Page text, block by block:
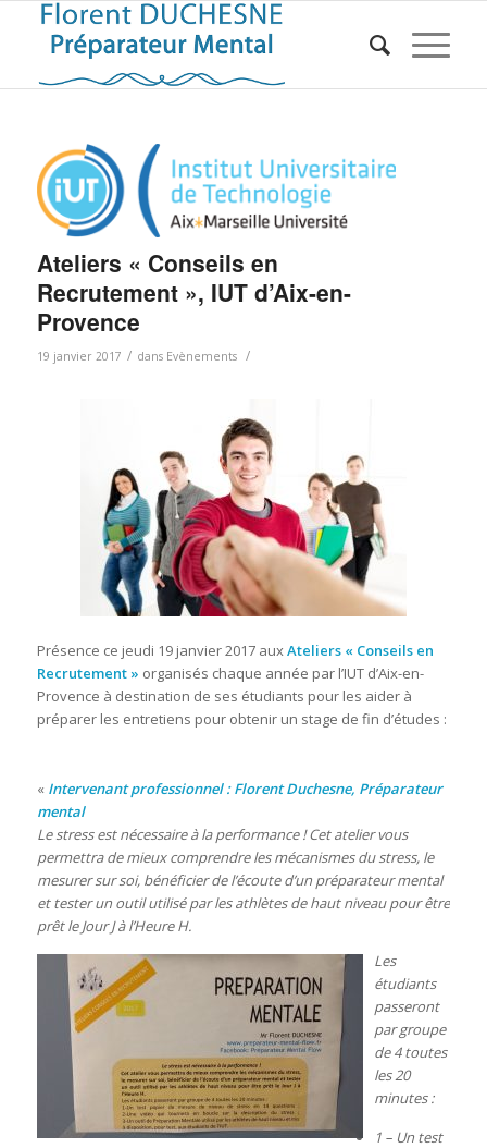
Ateliers « Conseils en
Recrutement », IUT d’Aix-en-
Provence
19 janvier 2017 / dans Evènements /
Présence ce jeudi 19 janvier 2017 auxAteliers « Conseils en
Recrutement » organisés chaque année par l’IUT d’Aix-en-
Provence à destination de ses étudiants pour les aider à
préparer les entretiens pour obtenir un stage de fin d’études :
« Intervenant professionnel : Florent Duchesne, Préparateur
mental
Le stress est nécessaire à la performance ! Cet atelier vous
permettra de mieux comprendre les mécanismes du stress, le
mesurer sur soi, bénéficier de l’écoute d’un préparateur mental
et tester un outil utilisé par les athlètes de haut niveau pour être
prêt le Jour J à l’Heure H.
Les
étudiants
passeront
par groupe
de 4 toutes
les 20
minutes :
1 – Un test